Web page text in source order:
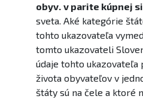
obyv. v parite kúpnej
sveta. Aké kategórie
tohto ukazovateľa
tomto ukazovateli
údaje tohto
života obyvateľov v
štáty sú na čele a ktoré